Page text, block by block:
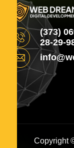
(373)
28-29-
Copyright